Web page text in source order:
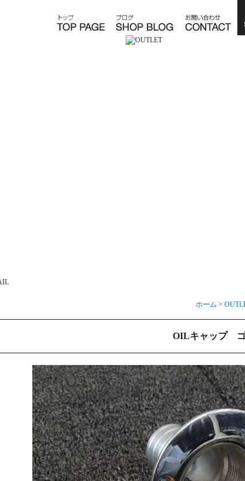
ホーム >
OILキャップ